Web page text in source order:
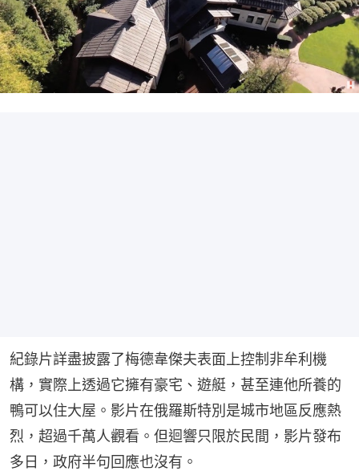
紀錄片詳盡披露了梅德韋傑夫表面上控制非牟利機
構，實際上透過它擁有豪宅、遊艇，甚至連他所養的
鴨可以住大屋。影片在俄羅斯特別是城市地區反應熱
烈，超過千萬人觀看。但迴響只限於民間，影片發布
多日，政府半句回應也沒有。